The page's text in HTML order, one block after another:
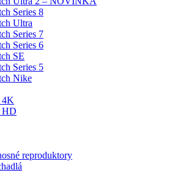
Series 8
Ultra
Series 7
Series 6
SE
Series 5
Nike
4K
HD
reproduktory